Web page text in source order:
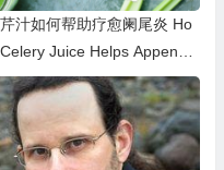
汁如何帮助疗愈阑尾炎 Ho
Juice Helps Appendic